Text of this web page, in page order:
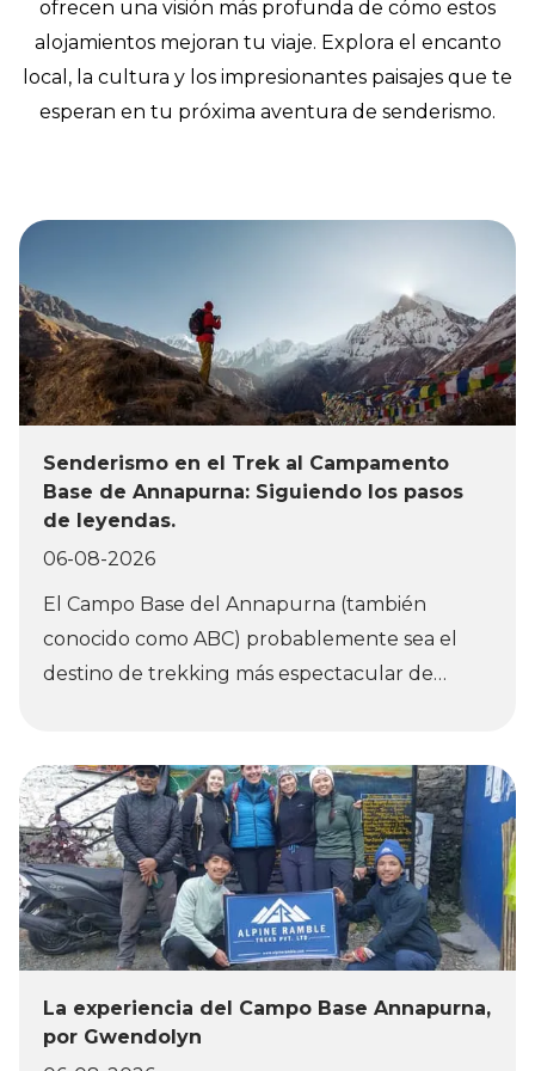
ofrecen una visión más profunda de cómo estos
alojamientos mejoran tu viaje. Explora el encanto
local, la cultura y los impresionantes paisajes que te
esperan en tu próxima aventura de senderismo.
Senderismo en el Trek al Campamento
Base de Annapurna: Siguiendo los pasos
de leyendas.
06-08-2026
El Campo Base del Annapurna (también
conocido como ABC) probablemente sea el
destino de trekking más espectacular de
Santuario del Annapurna y está rodeado por
una marea de picos dentados y cubiertos de
nieve y hielo. Este lugar está impregnado de
historia alpinista, pues aquí comenzó la
primera ascensión de un 8.000. Pero, a
diferencia de la escalada, hacer trekking en
Bookatrekking.com hemos organizado cientos
de rutas al Campo Base del Annapurna. ¿Te
La experiencia del Campo Base Annapurna,
por Gwendolyn